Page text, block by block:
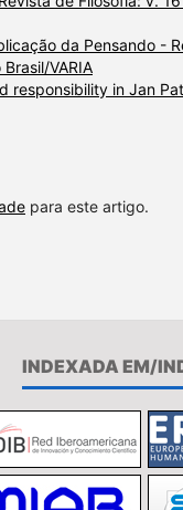
da Pensando -
VARIA
responsibility in Jan
para este artigo.
INDEXADA EM/